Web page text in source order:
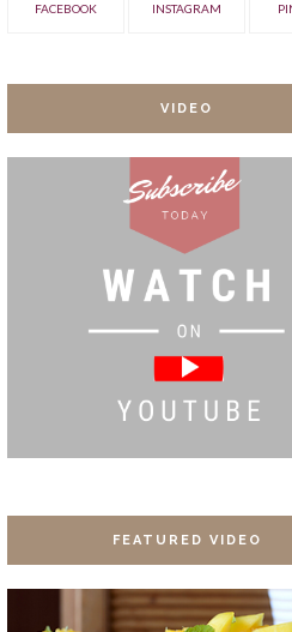
FACEBOOK INSTAGRAM
VIDEO
FEATURED VIDEO